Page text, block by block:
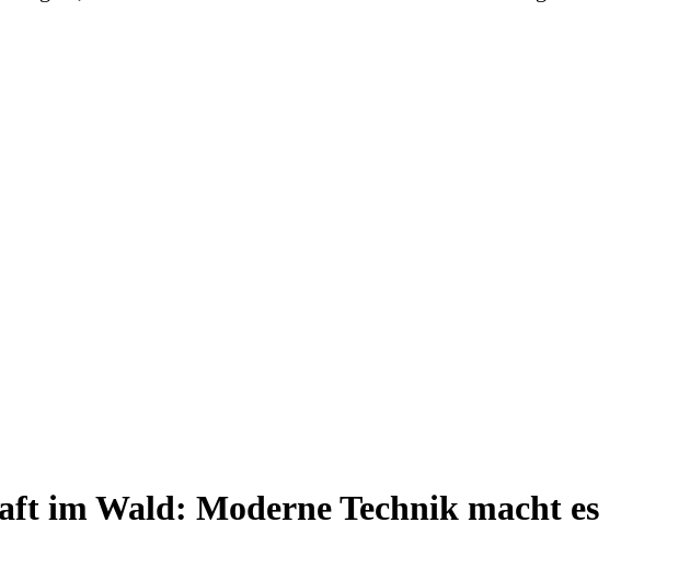
im Wald: Moderne Technik macht es